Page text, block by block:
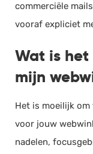
commerciële
vooraf expliciet
Wat is het
mijn
Het is moeilijk om
voor jouw
nadelen,